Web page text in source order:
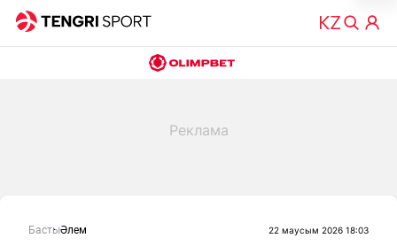
БастыӘлем 22 маусым 2026 18:03